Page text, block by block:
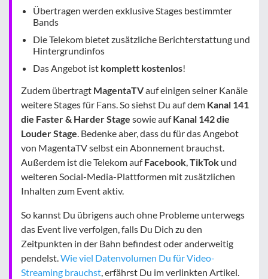
Übertragen werden exklusive Stages bestimmter
Bands
Die Telekom bietet zusätzliche Berichterstattung und
Hintergrundinfos
Das Angebot ist komplett kostenlos!
Zudem übertragt MagentaTVauf einigen seiner Kanäle
weitere Stages für Fans. So siehst Du auf dem Kanal 141
die Faster & Harder Stage sowie aufKanal 142 die
Louder Stage. Bedenke aber, dass du für das Angebot
von MagentaTV selbst ein Abonnement brauchst.
Außerdem ist die Telekom aufFacebook,TikTok und
weiteren Social-Media-Plattformen mit zusätzlichen
Inhalten zum Event aktiv.
So kannst Du übrigens auch ohne Probleme unterwegs
das Event live verfolgen, falls Du Dich zu den
Zeitpunkten in der Bahn befindest oder anderweitig
pendelst.Wie viel Datenvolumen Du für Video-
Streaming brauchst, erfährst Du im verlinkten Artikel.